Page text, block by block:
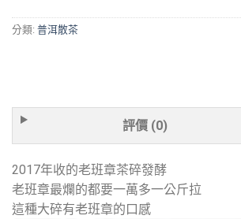
分類: 普洱散茶
評價 (0)
2017年收的老班章茶碎發酵
老班章最爛的都要一萬多一公斤拉
這種大碎有老班章的口感